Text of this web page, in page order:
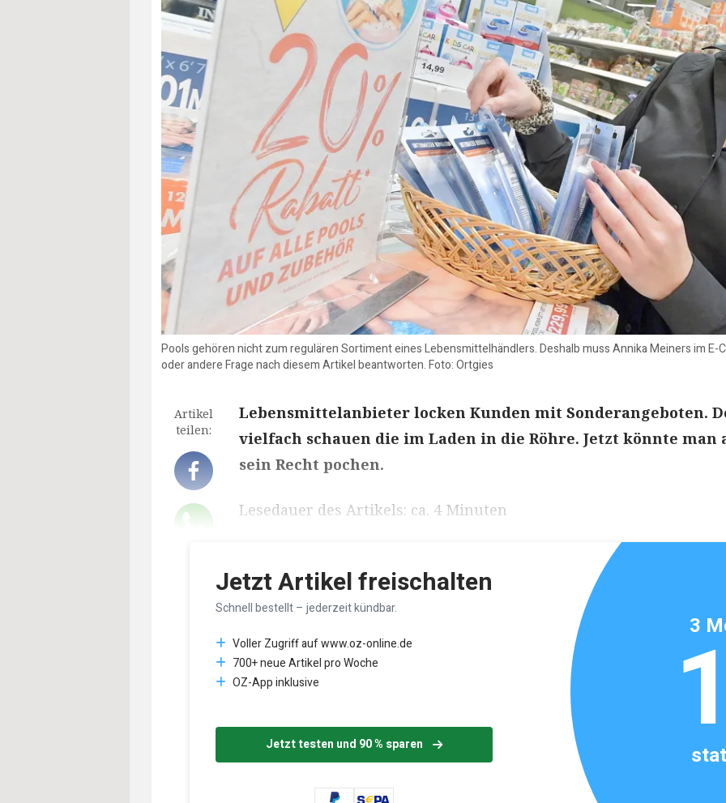
Pools gehören nicht zum regulären Sortiment eines Lebensmittelhändlers. Deshalb muss Annika Meiners im
oder andere Frage nach diesem Artikel beantworten. Foto: Ortgies
Artikel
teilen:
Lebensmittelanbieter locken Kunden mit Sonderangeboten.
vielfach schauen die im Laden in die Röhre. Jetzt könnte man
sein Recht pochen.
Lesedauer des Artikels: ca. 4 Minuten
Jetzt Artikel freischalten
Schnell bestellt – jederzeit kündbar.
Voller Zugriff auf www.oz-online.de
700+ neue Artikel pro Woche
OZ-App inklusive
Jetzt testen und 90 % sparen
3